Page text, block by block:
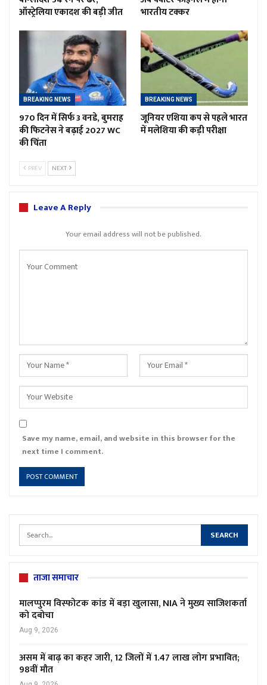
ऑस्ट्रेलिया एकादश की बड़ी जीत
भारतीय टक्कर
BREAKING NEWS
970 दिन में सिर्फ 3 वनडे, बुमराह
की फिटनेस ने बढ़ाई 2027 WC
की चिंता
BREAKING NEWS
जूनियर एशिया कप से पहले भारत
में मलेशिया की कड़ी परीक्षा
PREV NEXT
Leave A Reply
Your email address will not be published.
Save my name, email, and website in this browser for the
next time I comment.
ताजा समाचार
मालप्पुरम विस्फोटक कांड में बड़ा खुलासा, NIA ने मुख्य साजिशकर्ता
को दबोचा
Aug 9, 2026
असम में बाढ़ का कहर जारी, 12 जिलों में 1.47 लाख लोग प्रभावित;
98वीं मौत